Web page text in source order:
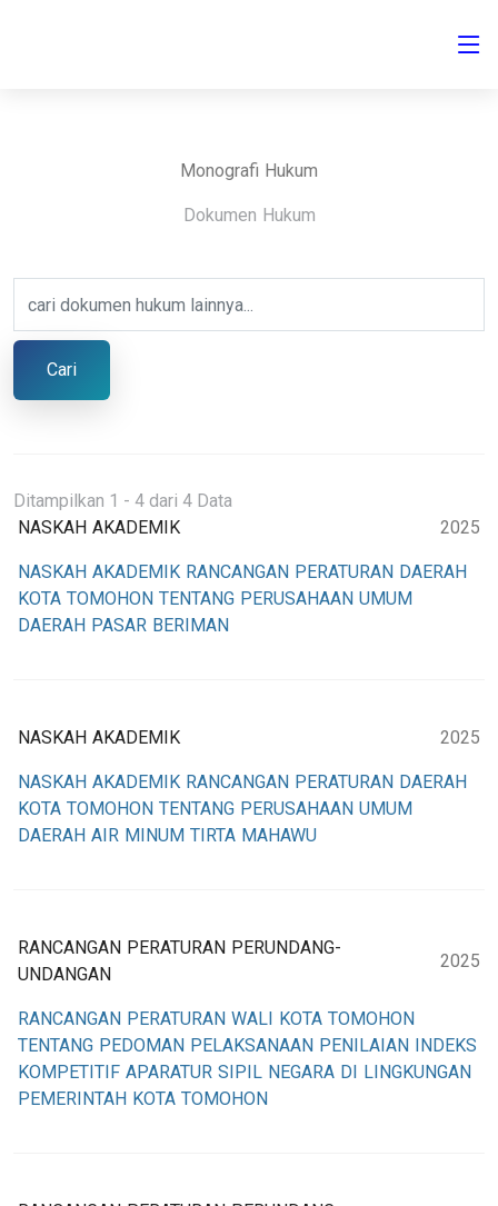
Monografi Hukum
Dokumen Hukum
Cari
Ditampilkan 1 - 4 dari 4 Data
NASKAH AKADEMIK
2025
NASKAH AKADEMIK RANCANGAN PERATURAN DAERAH
KOTA TOMOHON TENTANG PERUSAHAAN UMUM
DAERAH PASAR BERIMAN
NASKAH AKADEMIK 2025
NASKAH AKADEMIK RANCANGAN PERATURAN DAERAH
KOTA TOMOHON TENTANG PERUSAHAAN UMUM
DAERAH AIR MINUM TIRTA MAHAWU
RANCANGAN PERATURAN PERUNDANG-
UNDANGAN
2025
RANCANGAN PERATURAN WALI KOTA TOMOHON
TENTANG PEDOMAN PELAKSANAAN PENILAIAN INDEKS
KOMPETITIF APARATUR SIPIL NEGARA DI LINGKUNGAN
PEMERINTAH KOTA TOMOHON